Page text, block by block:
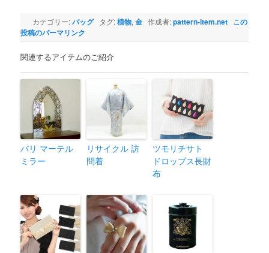
カテゴリー:バッグタグ:植物,金 作成者:pattern-item.net この
投稿のパーマリンク
関連するアイテムのご紹介
バリ マーテル
ミラー
リサイクル 訪
問着
ツモリチサト
ドロップス長財
布